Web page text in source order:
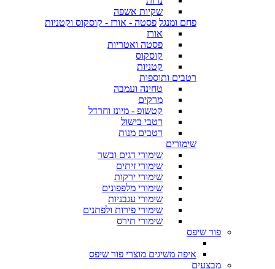
שקיות אשפה
פחם ומנגל פסטה - אורז - קוסקוס וקטניות
אורז
פסטה ואטריות
קוסקוס
קטניות
רטבים ותוספות
טחינה ועמבה
מרקים
קטשופ - מיונז וחרדל
רטבי בישול
רטבים מנות
שימורים
שימורי דגים ובשר
שימורי זיתים
שימורי ירקות
שימורי מלפפונים
שימורי עגבניות
שימורי פירות ולפתנים
שימורי תירס
פור שיפס
איפה משיגים מוצרי פור שיפס
מבצעים